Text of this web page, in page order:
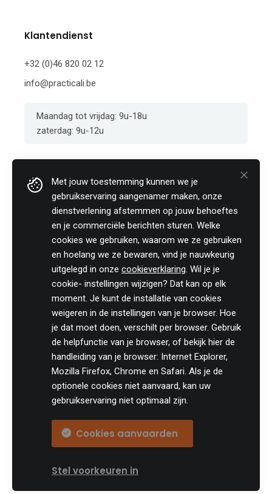
Met jouw toestemming kunnen we je
gebruikservaring aangenamer maken, onze
dienstverlening afstemmen op jouw behoeftes
en je commerciële berichten sturen. Welke
cookies we gebruiken, waarom we ze gebruiken
en hoelang we ze bewaren, vind je nauwkeurig
uitgelegd in onze cookieverklaring. Wil je je
cookie- instellingen wijzigen? Dat kan op elk
moment. Je kunt de installatie van cookies
weigeren in de instellingen van je browser. Hoe
je dat moet doen, verschilt per browser. Gebruik
de helpfunctie van je browser, of bekijk hier de
handleiding van je browser: Internet Explorer,
Mozilla Firefox, Chrome en Safari. Als je de
optionele cookies niet aanvaard, kan uw
gebruikservaring niet optimaal zijn.
Cookies aanvaarden
Stel voorkeuren in
Opleidingen
Thema seminaries
Grondige opleidingen
Btw opleidingen
Fiscale clubs 2026-2027
Btw club 2026-2027
Opleidingen fiscaliteit
Fiscaliteit & avondonderwijs
Fiscale opleidingen
Opleiding PB & VenB
Opleiding vennootschapsbelasting
Thema's
Btw en douane
Klantendienst
+32 (0)46 820 02 12
info@practicali.be
Maandag tot vrijdag: 9u-18u
zaterdag: 9u-12u